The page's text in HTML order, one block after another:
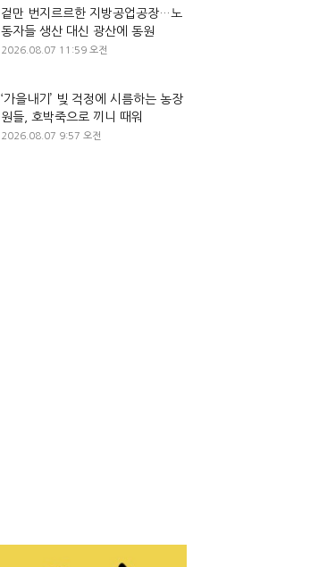
겉만 번지르르한 지방공업공장…노
동자들 생산 대신 광산에 동원
2026.08.07 11:59 오전
‘가을내기’ 빚 걱정에 시름하는 농장
원들, 호박죽으로 끼니 때워
2026.08.07 9:57 오전